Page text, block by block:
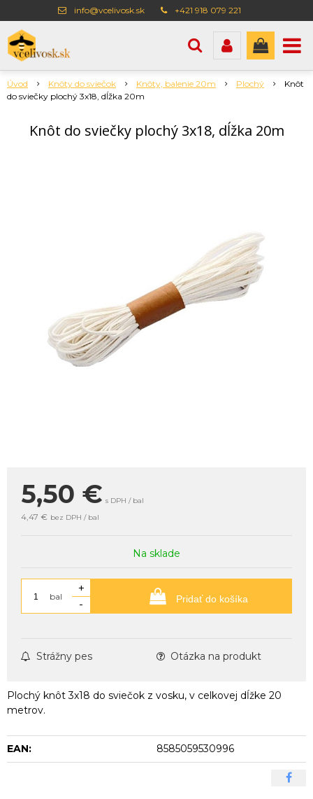
info@vcelivosk.sk +421 918 079 221
Úvod Knôty do sviečok Knôty, balenie 20m Plochý
Knôt
do sviečky plochý 3x18, dĺžka 20m
Knôt do sviečky plochý 3x18, dĺžka 20m
5,50 € s DPH / bal
4,47 € bez DPH / bal
Na sklade
bal
+
-
Pridať do košíka
Strážny pes Otázka na produkt
Plochý knôt 3x18 do sviečok z vosku, v celkovej dĺžke 20
metrov.
EAN: 8585059530996